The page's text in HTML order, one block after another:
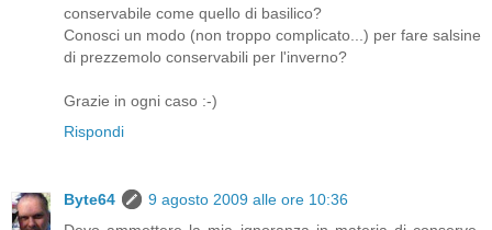
conservabile come quello di basilico?
Conosci un modo (non troppo complicato...) per fare salsine
di prezzemolo conservabili per l'inverno?
Grazie in ogni caso :-)
Rispondi
Byte64
9 agosto 2009 alle ore 10:36